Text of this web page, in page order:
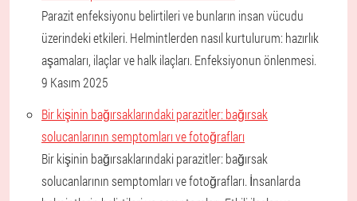
Parazit enfeksiyonu belirtileri ve bunların insan vücudu
üzerindeki etkileri. Helmintlerden nasıl kurtulurum: hazırlık
aşamaları, ilaçlar ve halk ilaçları. Enfeksiyonun önlenmesi.
9 Kasım 2025
Bir kişinin bağırsaklarındaki parazitler: bağırsak
solucanlarının semptomları ve fotoğrafları
Bir kişinin bağırsaklarındaki parazitler: bağırsak
solucanlarının semptomları ve fotoğrafları. İnsanlarda